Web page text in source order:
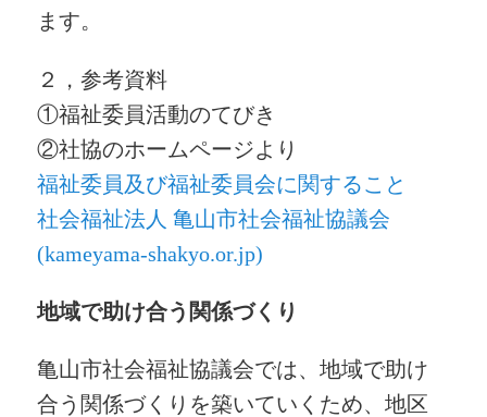
ます。
２，参考資料
①福祉委員活動のてびき
②社協のホームページより
福祉委員及び福祉委員会に関すること
社会福祉法人 亀山市社会福祉協議会
(kameyama-shakyo.or.jp)
地域で助け合う関係づくり
亀山市社会福祉協議会では、地域で助け
合う関係づくりを築いていくため、地区